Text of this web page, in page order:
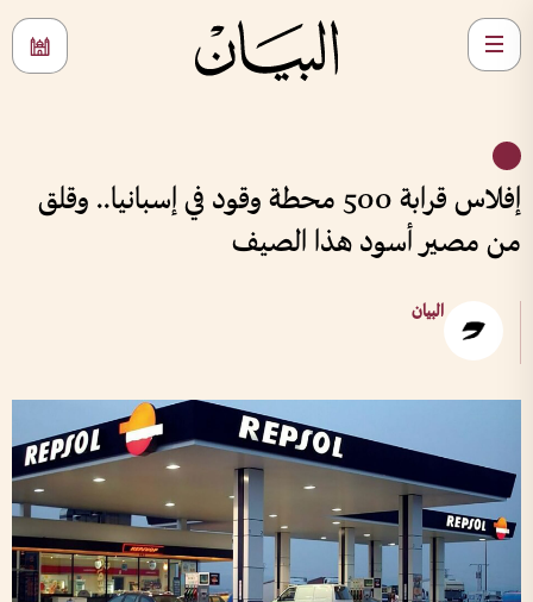
إفلاس قرابة 500 محطة وقود في إسبانيا.. وقلق
من مصير أسود هذا الصيف
البيان